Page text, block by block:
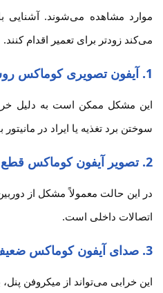
موارد مشاهده می‌شوند. آشنایی
می‌کند زودتر برای تعمیر اقدام کنند.
1. آیفون تصویری کوماکس روشن نمی‌شود
این مشکل ممکن است به دلیل
سوختن برد تغذیه یا ایراد در مانیتور
2. تصویر آیفون کوماکس قطع شده است
در این حالت معمولاً مشکل از
اتصالات داخلی است.
3. صدای آیفون کوماکس ضعیف یا قطع شده است
این خرابی می‌تواند از میکروفن